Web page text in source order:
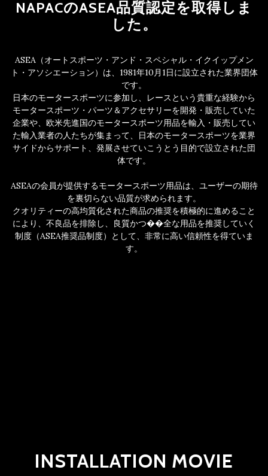
NAPACのASEA品質認定を取得しま
した。
ASEA（オートスポーツ・アンド・スペシャル・イクイップメン
ト・アソシエーション）は、1981年10月1日に設立された業界団体
です。
日本のモータースポーツに参加し、レースという貴重な経験から
モータースポーツ・パーツ＆アクセサリーを開発・販売していた
企業や、欧米先進国のモータースポーツ用品を輸入・販売してい
た輸入業者の人たちが集まって、日本のモータースポーツを業界
サイドからサポート、発展させていこうとう目的で設立された団
体です。
ASEAの会員が提供するモータースポーツ用品は、ユーザーの期待
を裏切らない品質が求められます。
クオリティーの高均質化された商品の推奨を積極的に進めること
により、不良品を排除し、良質かつ��全な用品を推奨していく
制度（ASEA推奨品制度）として、非常に高い信頼性を得ていま
す。
INSTALLATION MOVIE